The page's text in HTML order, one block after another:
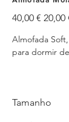
Preço
original
40,00 € Preço
20,00
Almofada
para dormir
Tamanho